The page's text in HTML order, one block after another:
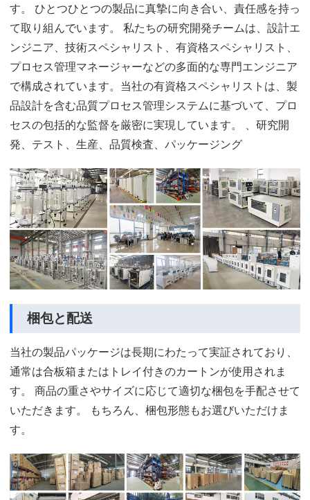
す。 ひとつひとつの製品に真摯に向き合い、責任感を持っ
て取り組んでいます。 私たちの研究開発チームは、設計エ
ンジニア、技術スペシャリスト、有資格スペシャリスト、
プロセス管理マネージャーなどの多面的な専門エンジニア
で構成されています。当社の有資格スペシャリストは、製
品設計を含む品質プロセス管理システムに基づいて、プロ
セスの包括的な監督を厳密に実現しています。 、研究開
発、テスト、生産、品質検査、パッケージング
梱包と配送
当社の製品パッケージは長期にわたって実証されており、
通常は合板箱またはトレイ付きのカートンが使用されま
す。 商品の重さやサイズに応じて適切な梱包を手配させて
いただきます。 もちろん、梱包形態もお選びいただけま
す。